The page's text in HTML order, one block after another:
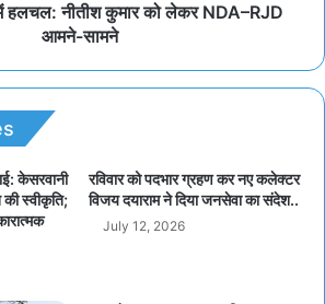
में हलचल: नीतीश कुमार को लेकर NDA–RJD
आमने-सामने
केसरवानी
स्वीकृति;
रविवार को पदभार ग्रहण कर नए कलेक्टर
विजय दयाराम ने दिया जनसेवा का संदेश..
July 12, 2026